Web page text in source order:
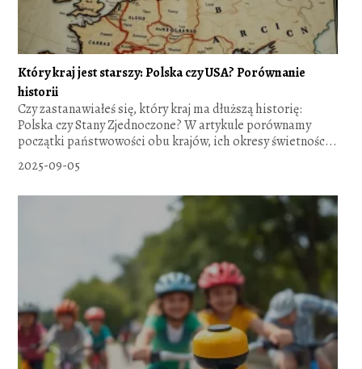
Który kraj jest starszy: Polska czy USA? Porównanie
historii
Czy zastanawiałeś się, który kraj ma dłuższą historię:
Polska czy Stany Zjednoczone? W artykule porównamy
początki państwowości obu krajów, ich okresy świetnośc...
2025-09-05